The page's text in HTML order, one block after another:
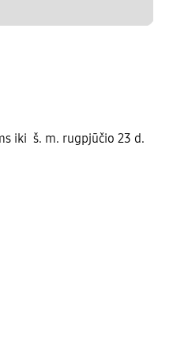
iki š. m. rugpjūčio 23 d.